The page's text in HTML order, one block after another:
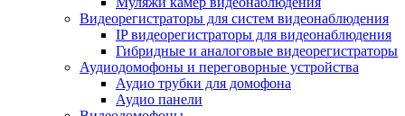
Видеорегистраторы для систем видеонаблюдения
IP видеорегистраторы для видеонаблюдения
Гибридные и аналоговые видеорегистраторы
Аудиодомофоны и переговорные устройства
Аудио трубки для домофона
Аудио панели